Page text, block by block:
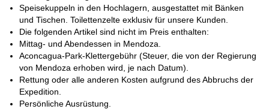
Speisekuppeln in den Hochlagern, ausgestattet mit Bänken
und Tischen. Toilettenzelte exklusiv für unsere Kunden.
Die folgenden Artikel sind nicht im Preis enthalten:
Mittag- und Abendessen in Mendoza.
Aconcagua-Park-Klettergebühr (Steuer, die von der Regierung
von Mendoza erhoben wird, je nach Datum).
Rettung oder alle anderen Kosten aufgrund des Abbruchs der
Expedition.
Persönliche Ausrüstung.